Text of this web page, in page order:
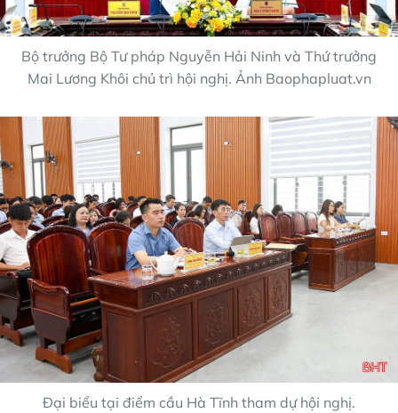
Bộ trưởng Bộ Tư pháp Nguyễn Hải Ninh và Thứ trưởng
Mai Lương Khôi chủ trì hội nghị. Ảnh Baophapluat.vn
Đại biểu tại điểm cầu Hà Tĩnh tham dự hội nghị.